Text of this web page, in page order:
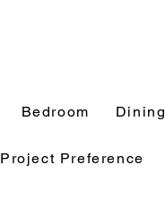
Bedroom Dining
Project Preference